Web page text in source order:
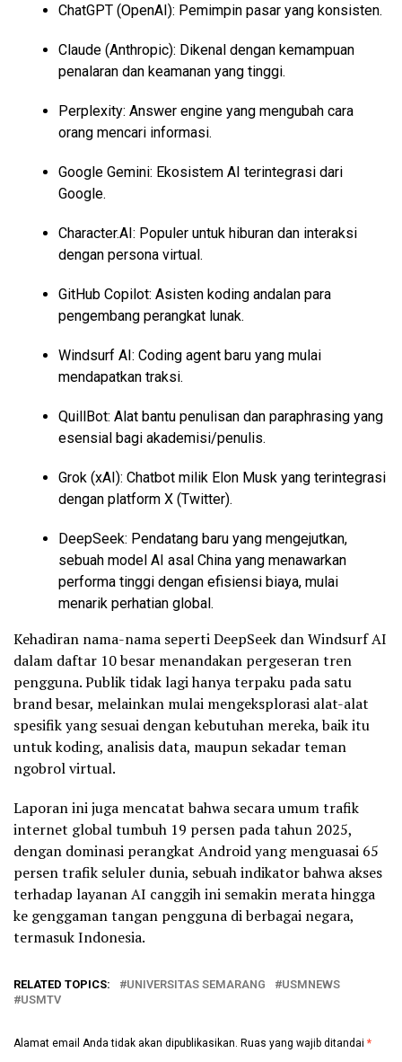
ChatGPT (OpenAI): Pemimpin pasar yang konsisten.
Claude (Anthropic): Dikenal dengan kemampuan
penalaran dan keamanan yang tinggi.
Perplexity: Answer engine yang mengubah cara
orang mencari informasi.
Google Gemini: Ekosistem AI terintegrasi dari
Google.
Character.AI: Populer untuk hiburan dan interaksi
dengan persona virtual.
GitHub Copilot: Asisten koding andalan para
pengembang perangkat lunak.
Windsurf AI: Coding agent baru yang mulai
mendapatkan traksi.
QuillBot: Alat bantu penulisan dan paraphrasing yang
esensial bagi akademisi/penulis.
Grok (xAI): Chatbot milik Elon Musk yang terintegrasi
dengan platform X (Twitter).
DeepSeek: Pendatang baru yang mengejutkan,
sebuah model AI asal China yang menawarkan
performa tinggi dengan efisiensi biaya, mulai
menarik perhatian global.
Kehadiran nama-nama seperti DeepSeek dan Windsurf AI
dalam daftar 10 besar menandakan pergeseran tren
pengguna. Publik tidak lagi hanya terpaku pada satu
brand besar, melainkan mulai mengeksplorasi alat-alat
spesifik yang sesuai dengan kebutuhan mereka, baik itu
untuk koding, analisis data, maupun sekadar teman
ngobrol virtual.
Laporan ini juga mencatat bahwa secara umum trafik
internet global tumbuh 19 persen pada tahun 2025,
dengan dominasi perangkat Android yang menguasai 65
persen trafik seluler dunia, sebuah indikator bahwa akses
terhadap layanan AI canggih ini semakin merata hingga
ke genggaman tangan pengguna di berbagai negara,
termasuk Indonesia.
RELATED TOPICS: UNIVERSITAS SEMARANG
USMNEWS
USMTV
Alamat email Anda tidak akan dipublikasikan. Ruas yang wajib ditandai *